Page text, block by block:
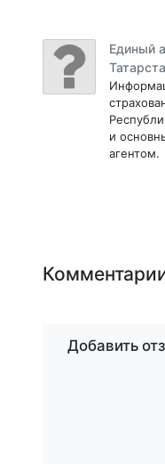
Единый
и
агентом.
Добавить